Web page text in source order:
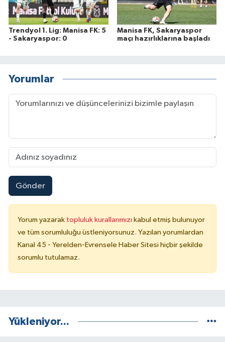
Trendyol 1. Lig: Manisa FK: 5
- Sakaryaspor: 0
Manisa FK, Sakaryaspor
maçı hazırlıklarına başladı
Yorumlar
Gönder
Yorum yazarak topluluk kurallarımızı kabul etmiş bulunuyor
ve tüm sorumluluğu üstleniyorsunuz. Yazılan yorumlardan
Kanal 45 - Yerelden-Evrensele Haber Sitesi hiçbir şekilde
sorumlu tutulamaz.
Yükleniyor...